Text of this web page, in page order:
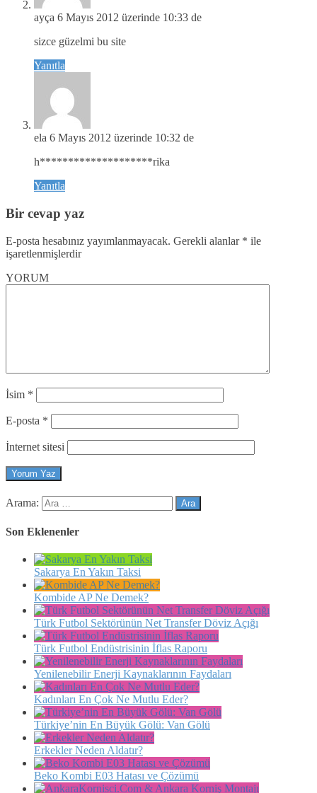
ayça 6 Mayıs 2012 üzerinde 10:33 de
sizce güzelmi bu site
Yanıtla
ela 6 Mayıs 2012 üzerinde 10:32 de
h********************rika
Yanıtla
Bir cevap yaz
E-posta hesabınız yayımlanmayacak. Gerekli alanlar * ile
işaretlenmişlerdir
YORUM
İsim *
E-posta *
İnternet sitesi
Arama:
Son Eklenenler
Sakarya En Yakın Taksi
Kombide AP Ne Demek?
Türk Futbol Sektörünün Net Transfer Döviz Açığı
Türk Futbol Endüstrisinin İflas Raporu
Yenilenebilir Enerji Kaynaklarının Faydaları
Kadınları En Çok Ne Mutlu Eder?
Türkiye’nin En Büyük Gölü: Van Gölü
Erkekler Neden Aldatır?
Beko Kombi E03 Hatası ve Çözümü